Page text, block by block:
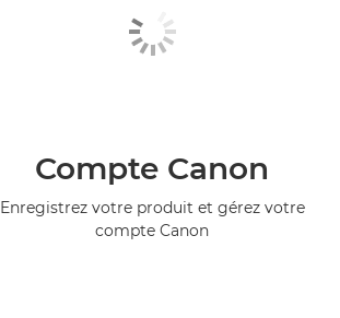
Compte Canon
Enregistrez votre produit et gérez votre
compte Canon